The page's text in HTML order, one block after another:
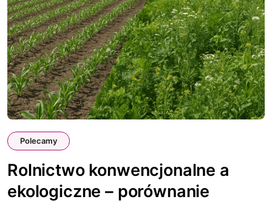
Polecamy
Rolnictwo konwencjonalne a
ekologiczne – porównanie